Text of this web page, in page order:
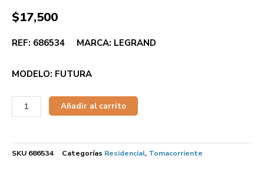
$17,500
REF: 686534 MARCA: LEGRAND
MODELO: FUTURA
Añadir al carrito
SKU 686534 Categorías Residencial, Tomacorriente